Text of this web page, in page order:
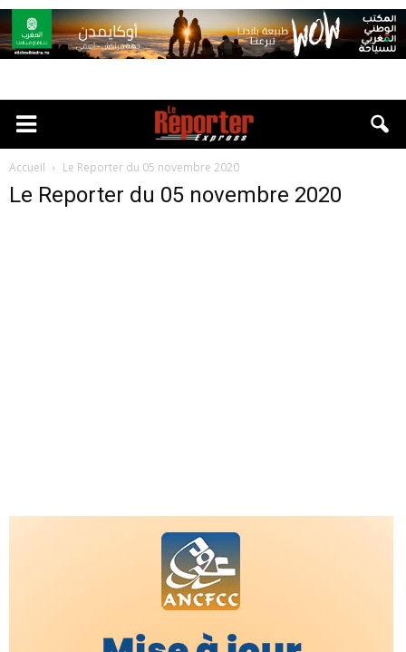
Accueil Le Reporter du 05 novembre 2020
Le Reporter du 05 novembre 2020